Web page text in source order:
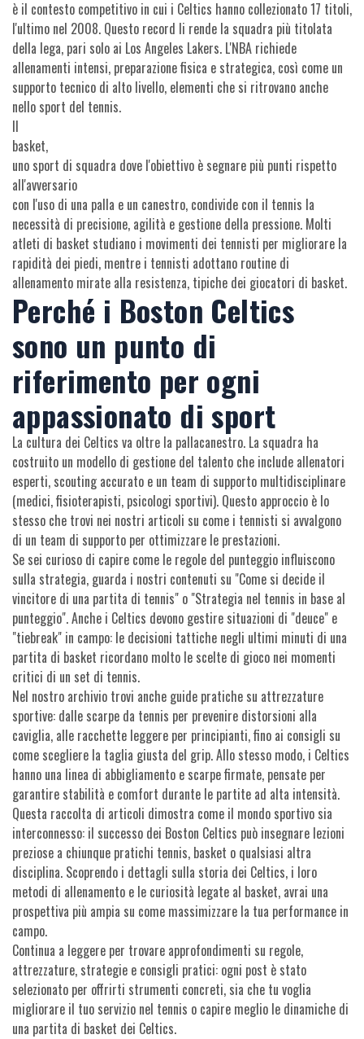
è il contesto competitivo in cui i Celtics hanno collezionato 17 titoli,
l'ultimo nel 2008. Questo record li rende la squadra più titolata
della lega, pari solo ai Los Angeles Lakers. L'NBA richiede
allenamenti intensi, preparazione fisica e strategica, così come un
supporto tecnico di alto livello, elementi che si ritrovano anche
nello sport del tennis.
Il
basket,
uno sport di squadra dove l'obiettivo è segnare più punti rispetto
all'avversario
con l'uso di una palla e un canestro, condivide con il tennis la
necessità di precisione, agilità e gestione della pressione. Molti
atleti di basket studiano i movimenti dei tennisti per migliorare la
rapidità dei piedi, mentre i tennisti adottano routine di
allenamento mirate alla resistenza, tipiche dei giocatori di basket.
Perché i Boston Celtics
sono un punto di
riferimento per ogni
appassionato di sport
La cultura dei Celtics va oltre la pallacanestro. La squadra ha
costruito un modello di gestione del talento che include allenatori
esperti, scouting accurato e un team di supporto multidisciplinare
(medici, fisioterapisti, psicologi sportivi). Questo approccio è lo
stesso che trovi nei nostri articoli su come i tennisti si avvalgono
di un team di supporto per ottimizzare le prestazioni.
Se sei curioso di capire come le regole del punteggio influiscono
sulla strategia, guarda i nostri contenuti su "Come si decide il
vincitore di una partita di tennis" o "Strategia nel tennis in base al
punteggio". Anche i Celtics devono gestire situazioni di "deuce" e
"tiebreak" in campo: le decisioni tattiche negli ultimi minuti di una
partita di basket ricordano molto le scelte di gioco nei momenti
critici di un set di tennis.
Nel nostro archivio trovi anche guide pratiche su attrezzature
sportive: dalle scarpe da tennis per prevenire distorsioni alla
caviglia, alle racchette leggere per principianti, fino ai consigli su
come scegliere la taglia giusta del grip. Allo stesso modo, i Celtics
hanno una linea di abbigliamento e scarpe firmate, pensate per
garantire stabilità e comfort durante le partite ad alta intensità.
Questa raccolta di articoli dimostra come il mondo sportivo sia
interconnesso: il successo dei Boston Celtics può insegnare lezioni
preziose a chiunque pratichi tennis, basket o qualsiasi altra
disciplina. Scoprendo i dettagli sulla storia dei Celtics, i loro
metodi di allenamento e le curiosità legate al basket, avrai una
prospettiva più ampia su come massimizzare la tua performance in
campo.
Continua a leggere per trovare approfondimenti su regole,
attrezzature, strategie e consigli pratici: ogni post è stato
selezionato per offrirti strumenti concreti, sia che tu voglia
migliorare il tuo servizio nel tennis o capire meglio le dinamiche di
una partita di basket dei Celtics.